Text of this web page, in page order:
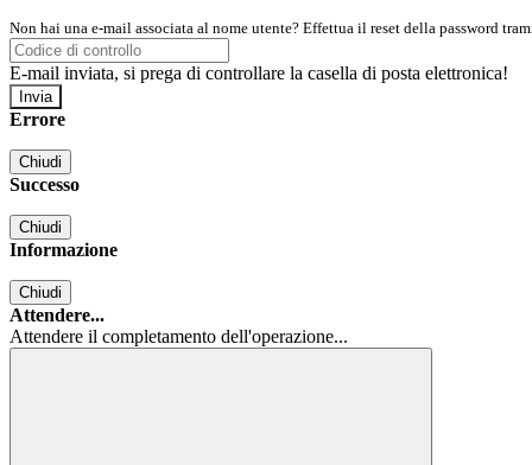
Non hai una e-mail associata al nome utente? Effettua il reset della password
E-mail inviata, si prega di controllare la casella di posta elettronica!
Errore
Chiudi
Successo
Chiudi
Informazione
Chiudi
Attendere...
Attendere il completamento dell'operazione...